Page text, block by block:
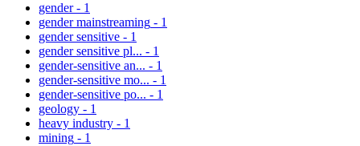
gender - 1
gender mainstreaming - 1
gender sensitive - 1
gender sensitive pl... - 1
gender-sensitive an... - 1
gender-sensitive mo... - 1
gender-sensitive po... - 1
geology - 1
heavy industry - 1
mining - 1